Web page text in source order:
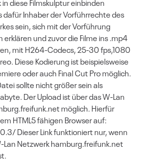
in diese Filmskulptur einbinden
dafür Inhaber der Vorführrechte des
sein, sich mit der Vorführung
und zuvor die Filme ins .mp4
mit H264-Codecs, 25-30 fps,1080
Diese Kodierung ist beispielsweise
oder auch Final Cut Pro möglich.
sollte nicht größer sein als
Der Upload ist über das W-Lan
möglich. Hierfür
HTML5 fähigen Browser auf:
Dieser Link funktioniert nur, wenn
Lan Netzwerk hamburg.freifunk.net